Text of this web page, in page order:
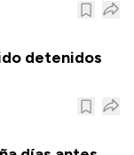
detenidos